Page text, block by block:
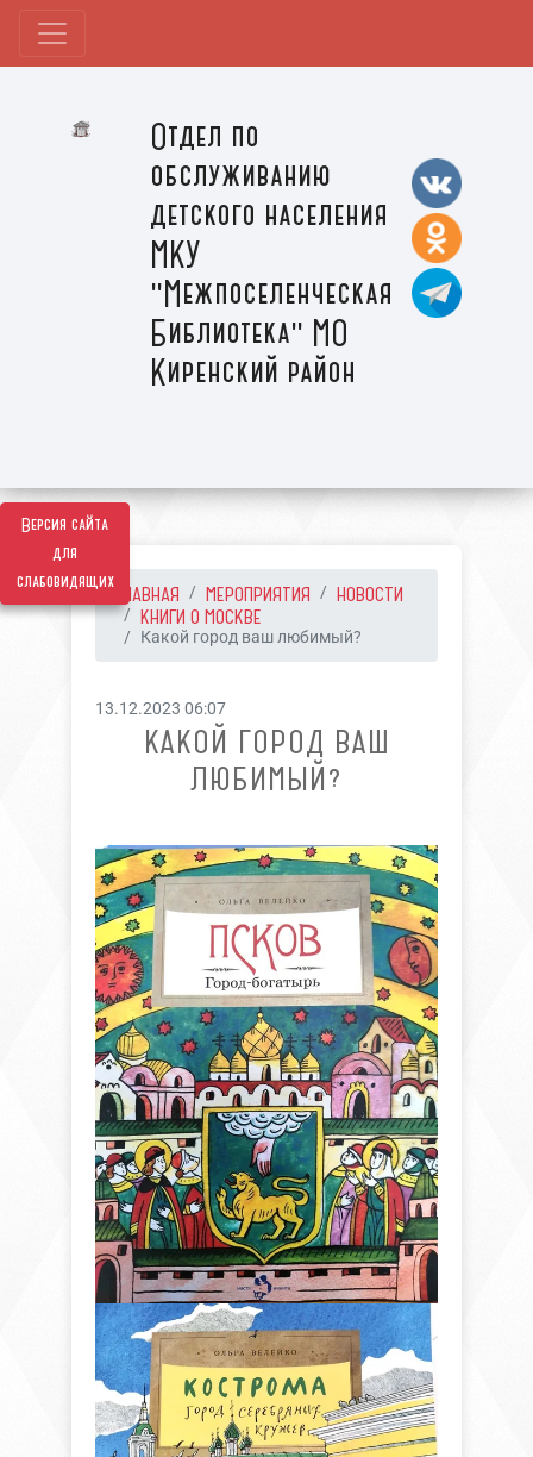
Версия сайта
для
слабовидящих
Отдел по
обслуживанию
детского населения
МКУ
"Межпоселенческая
Библиотека" МО
Киренский район
ГЛАВНАЯ МЕРОПРИЯТИЯ
НОВОСТИ
КНИГИ О МОСКВЕ
Какой город ваш любимый?
13.12.2023 06:07
КАКОЙ ГОРОД ВАШ
ЛЮБИМЫЙ?